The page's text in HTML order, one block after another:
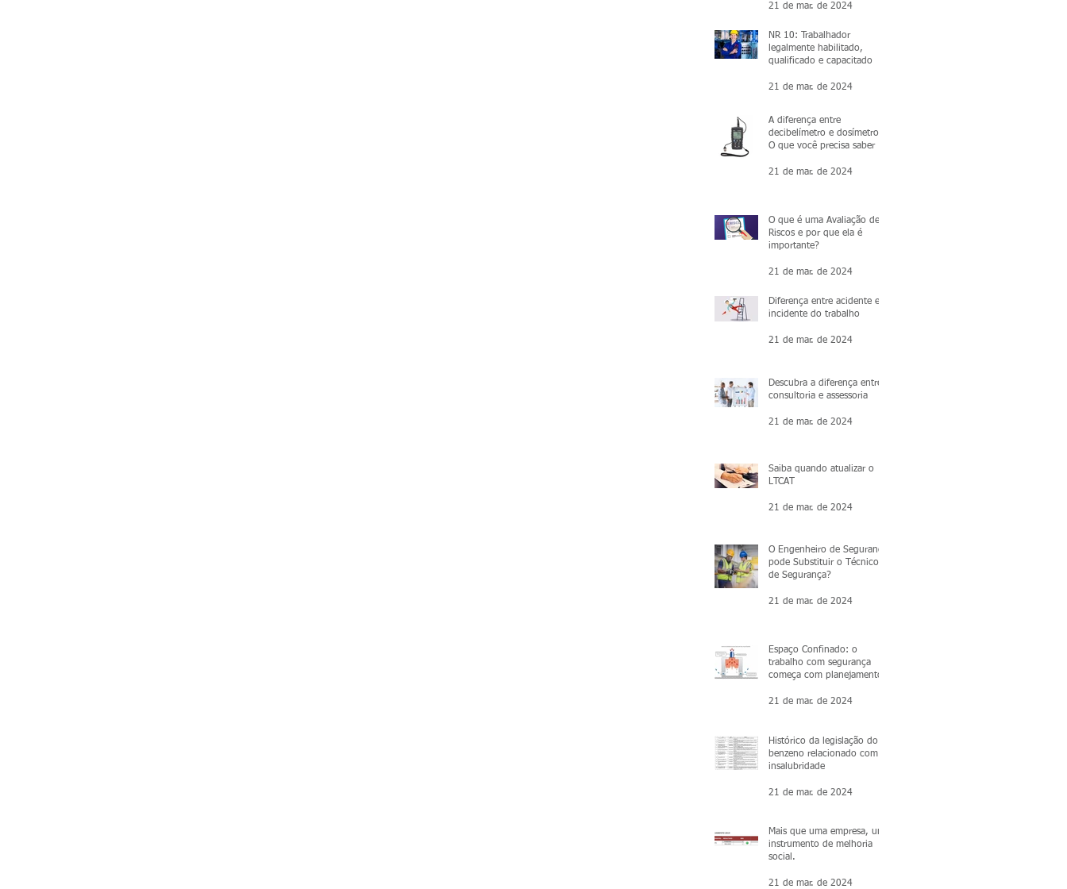
21 de mar. de 2024
NR 10: Trabalhador
legalmente habilitado,
qualificado e capacitado
21 de mar. de 2024
A diferença entre
decibelímetro e dosímetro:
O que você precisa saber
21 de mar. de 2024
O que é uma Avaliação de
Riscos e por que ela é
importante?
21 de mar. de 2024
Diferença entre acidente e
incidente do trabalho
21 de mar. de 2024
Descubra a diferença entre
consultoria e assessoria
21 de mar. de 2024
Saiba quando atualizar o
LTCAT
21 de mar. de 2024
O Engenheiro de Segurança
pode Substituir o Técnico
de Segurança?
21 de mar. de 2024
Espaço Confinado: o
trabalho com segurança
começa com planejamento.
21 de mar. de 2024
Histórico da legislação do
benzeno relacionado com a
insalubridade
21 de mar. de 2024
Mais que uma empresa, um
instrumento de melhoria
social.
21 de mar. de 2024